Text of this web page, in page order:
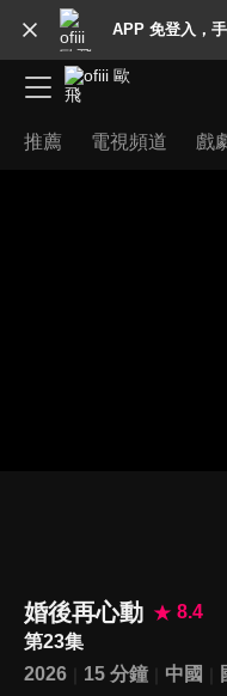
APP 免登入，
推薦 電視頻道 戲
婚後再心動
8.4
第23集
2026
15 分鐘 中國